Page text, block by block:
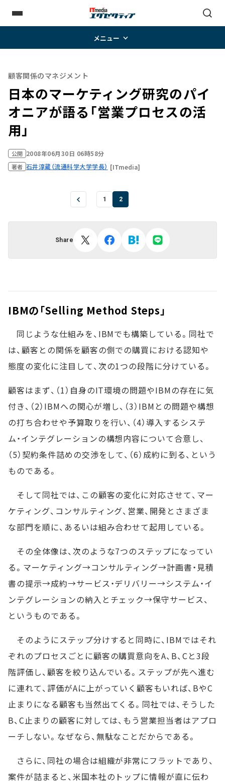
メニュー
顧客関係のマネジメント
日本のマーケティング研究のパイ
オニアが語る「営業プロセスの活
用」
公開 2008年06月30日 06時58分
著者 石井淳蔵（流通科学大学学長） [ITmedia]
1 2
Share
IBMの「Selling Method Steps」
同じような仕組みを、IBMでも構築している。同社で
は、顧客との関係を顧客の側での購買における認知や
態度の変化に注目して、次の1つの段階に分けている。
顧客はまず、（1）自身のIT環境の問題やIBMの存在に気
付き、（2）IBMへの関心が増し、（3）IBMとの問題や構想
の打ち合わせや予算取りを行い、（4）導入するシステ
ム・インテグレーションの構想内容について合意し、
（5）契約条件詰めの交渉をして、（6）成約に到る、という
ものである。
そして同社では、この顧客の変化に対応させて、マー
ケティング、コンサルティング、営業、開発とさまざま
な部門を順に、あるいは組み合わせて起用している。
その全体像は、次のような7つのステップになってい
る。マーケティング→コンサルティング→計画書・見積
書の提示→成約→サービス・デリバリー→システム・イ
ンテグレーションの納入とチェック→保守サービス、
というものである。
そのようにステップ分けすると同時に、IBMではそれ
ぞれのプロセスごとに顧客の購買意向をA、B、Cと3段
階評価し、顧客を絞り込んでいる。ステップが先へ進む
に連れて、評価がAに上がっていく顧客もいれば、BやC
止まりになる顧客も当然出てくる。同社では、そうした
B、C止まりの顧客に対しては、もう営業担当者はアプロ
ーチしない。なぜなら、無駄なことだからである。
さらに、同社の場合は組織が非常にフラットであり、
案件が詰まると、米国本社のトップに情報が直に伝わ